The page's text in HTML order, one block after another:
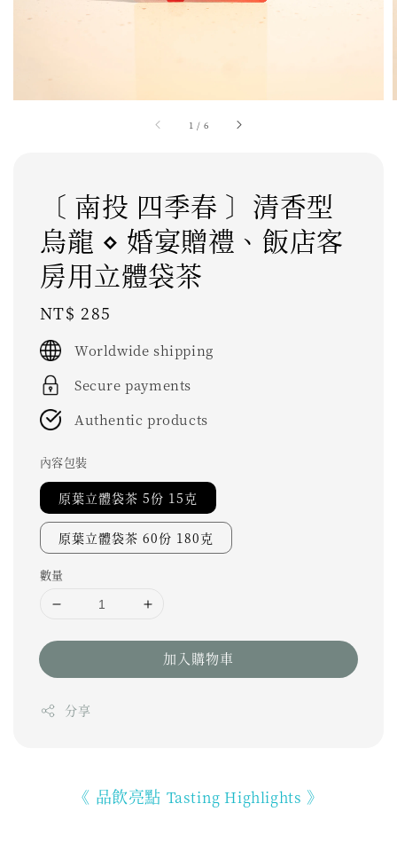
1 / 6
〔 南投 四季春 〕清香型
烏龍 ⋄ 婚宴贈禮、飯店客
房用立體袋茶
Regular
price
NT$ 285
Worldwide shipping
Secure payments
Authentic products
內容包裝
原葉立體袋茶 5份 15克
原葉立體袋茶 60份 180克
數量
加入購物車
分享
《 品飲亮點 Tasting Highlights 》